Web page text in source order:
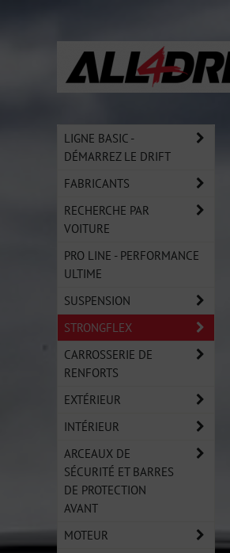
LIGNE BASIC -
DÉMARREZ LE DRIFT
FABRICANTS
RECHERCHE PAR
VOITURE
PRO LINE - PERFORMANCE
ULTIME
SUSPENSION
STRONGFLEX
CARROSSERIE DE
RENFORTS
EXTÉRIEUR
INTÉRIEUR
ARCEAUX DE
SÉCURITÉ ET BARRES
DE PROTECTION
AVANT
MOTEUR